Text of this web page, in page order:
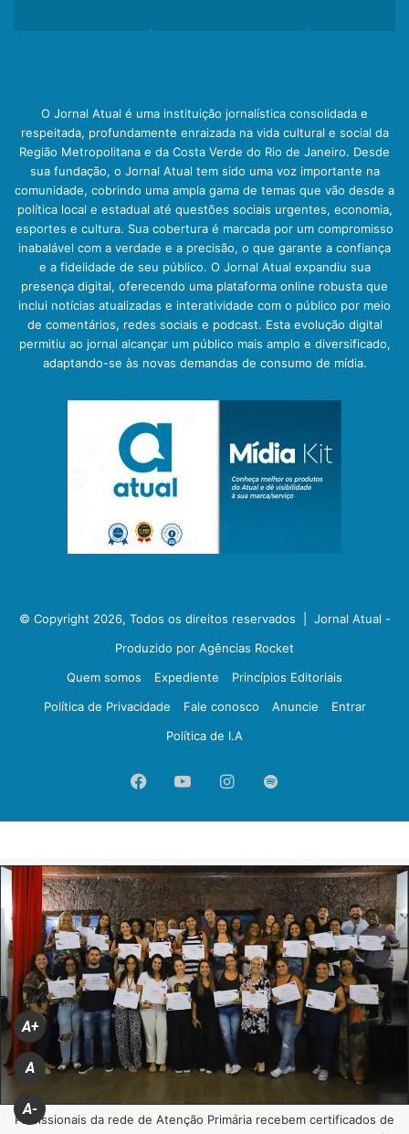
O Jornal Atual é uma instituição jornalística consolidada e
respeitada, profundamente enraizada na vida cultural e social da
Região Metropolitana e da Costa Verde do Rio de Janeiro. Desde
sua fundação, o Jornal Atual tem sido uma voz importante na
comunidade, cobrindo uma ampla gama de temas que vão desde a
política local e estadual até questões sociais urgentes, economia,
esportes e cultura. Sua cobertura é marcada por um compromisso
inabalável com a verdade e a precisão, o que garante a confiança
e a fidelidade de seu público. O Jornal Atual expandiu sua
presença digital, oferecendo uma plataforma online robusta que
inclui notícias atualizadas e interatividade com o público por meio
de comentários, redes sociais e podcast. Esta evolução digital
permitiu ao jornal alcançar um público mais amplo e diversificado,
adaptando-se às novas demandas de consumo de mídia.
© Copyright 2026, Todos os direitos reservados | Jornal Atual -
Produzido por Agências Rocket
Quem somos
Expediente
Princípios Editoriais
Política de Privacidade
Fale conosco Anuncie
Entrar
Política de I.A
FacebookYouTubeInstagram
Spotify
A+
A
A-
Profissionais da rede de Atenção Primária recebem certificados de